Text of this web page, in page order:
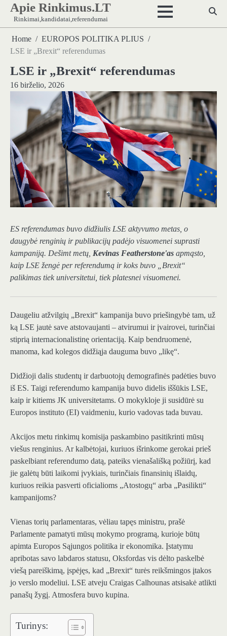
Skip
content
Apie Rinkimus.LT
Rinkimai,kandidatai,referendumai
Home
EUROPOS POLITIKA PLIUS
LSE ir „Brexit“ referendumas
LSE ir „Brexit“ referendumas
16 birželio, 2026
ES referendumas buvo didžiulis LSE aktyvumo metas, o
daugybė renginių ir publikacijų padėjo visuomenei suprasti
kampaniją. Dešimt metų, Kevinas Featherstone'as apmąsto,
kaip LSE žengė per referendumą ir koks buvo „Brexit“
palikimas tiek universitetui, tiek platesnei visuomenei.
Daugeliu atžvilgių „Brexit“ kampanija buvo priešingybė tam, už
ką LSE jautė save atstovaujanti – atvirumui ir įvairovei, turinčiai
stiprią internacionalistinę orientaciją. Kaip bendruomenė,
manoma, kad kolegos didžiąja dauguma buvo „likę“.
Didžioji dalis studentų ir darbuotojų demografinės padėties buvo
iš ES. Taigi referendumo kampanija buvo didelis iššūkis LSE,
kaip ir kitiems JK universitetams. O mokykloje ji susidūrė su
Europos instituto (EI) vaidmeniu, kurio vadovas tada buvau.
Akcijos metu rinkimų komisija paskambino pasitikrinti mūsų
viešus renginius. Ar kalbėtojai, kuriuos išrinkome gerokai prieš
paskelbiant referendumo datą, pateiks vienašališką požiūrį, kad
jie galėtų būti laikomi įvykiais, turinčiais finansinių išlaidų,
kuriuos reikia pasverti oficialioms „Atostogų“ arba „Pasilikti“
kampanijoms?
Vienas torių parlamentaras, vėliau tapęs ministru, prašė
Parlamente pamatyti mūsų mokymo programą, kurioje būtų
apimta Europos Sąjungos politika ir ekonomika. Įstatymu
apribotas savo labdaros statusu, Oksfordas vis dėlto paskelbė
viešą pareiškimą, įspėjęs, kad „Brexit“ turės reikšmingos įtakos
jo verslo modeliui. LSE atveju Craigas Calhounas atsisakė atlikti
panašų žygį. Atmosfera buvo kupina.
Turinys: